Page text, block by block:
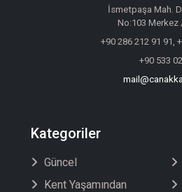
İsmetpaşa Mah.
No:103 Merkez /
+90 286 212 91 91,
+90 533
Kategoriler
Güncel
Kent Yaşamından